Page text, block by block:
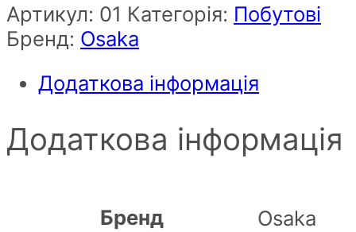
Артикул: 01 Категорія: Побутові
Бренд: Osaka
Додаткова інформація
Додаткова інформація
Бренд Osaka